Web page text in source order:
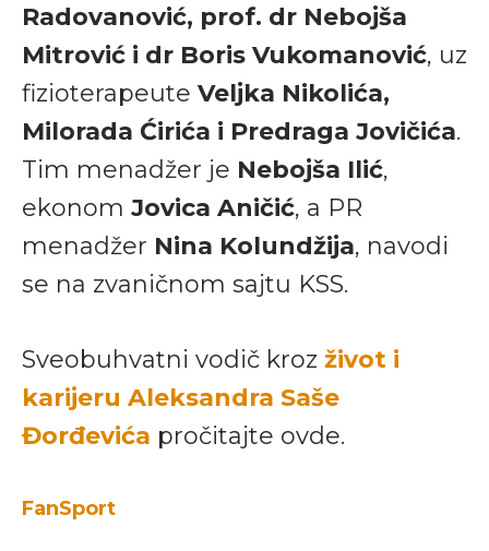
Radovanović, prof. dr Nebojša
Mitrović i dr Boris Vukomanović, uz
fizioterapeute Veljka Nikolića,
Milorada Ćirića i Predraga Jovičića.
Tim menadžer je Nebojša Ilić,
ekonom Jovica Aničić, a PR
menadžer Nina Kolundžija, navodi
se na zvaničnom sajtu KSS.
Sveobuhvatni vodič kroz život i
karijeru Aleksandra Saše
Đorđevića pročitajte ovde.
FanSport